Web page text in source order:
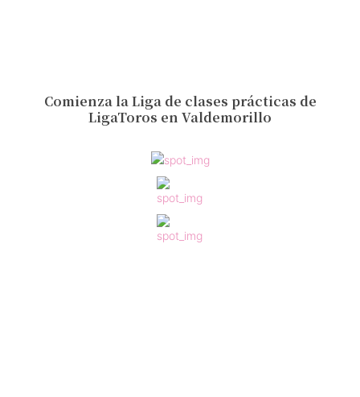
Comienza la Liga de clases prácticas de
LigaToros en Valdemorillo